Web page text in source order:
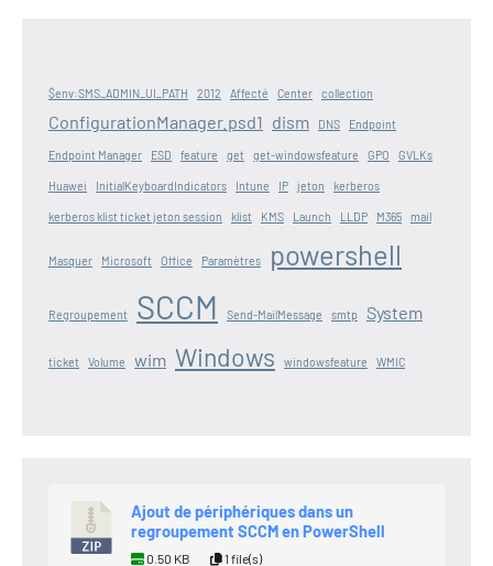
$env:SMS_ADMIN_UI_PATH 2012 Affecté Center collection
ConfigurationManager.psd1 dism DNS Endpoint
Endpoint Manager ESD feature get get-windowsfeature GPO GVLKs
Huawei InitialKeyboardIndicators Intune IP jeton kerberos
kerberos klist ticket jeton session klist KMS Launch LLDP M365 mail
Masquer Microsoft Office Paramètres powershell
Regroupement SCCM Send-MailMessage smtp System
ticket Volume wim Windows windowsfeature WMIC
Ajout de périphériques dans un
regroupement SCCM en PowerShell
0.50 KB 1 file(s)